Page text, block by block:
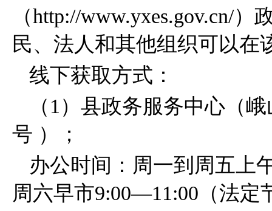
（http://www.yxes.gov.cn/
民、法人和其他组织可以在
线下获取方式：
（1）县政务服务中心（
号 ）；
办公时间：周一到周五上
周六早市9:00—11:00（法定